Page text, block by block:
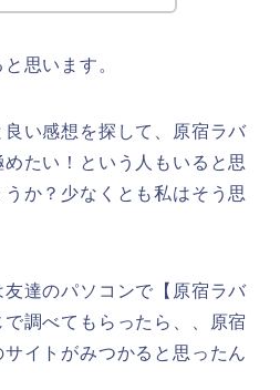
思います。
い感想を探して、原宿ラバ
たい！という人もいると思
か？少なくとも私はそう思
達のパソコンで【原宿ラバ
調べてもらったら、、原宿
イトがみつかると思ったん